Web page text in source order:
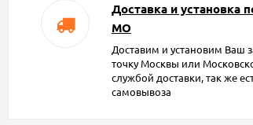
Доставка и установка
МО
Доставим и установим Ваш
точку Москвы или
службой доставки, так же
самовывоза